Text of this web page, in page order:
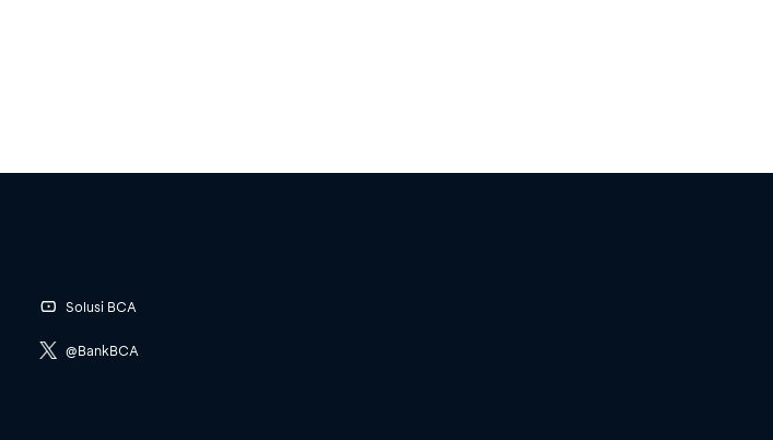
Solusi BCA
@BankBCA